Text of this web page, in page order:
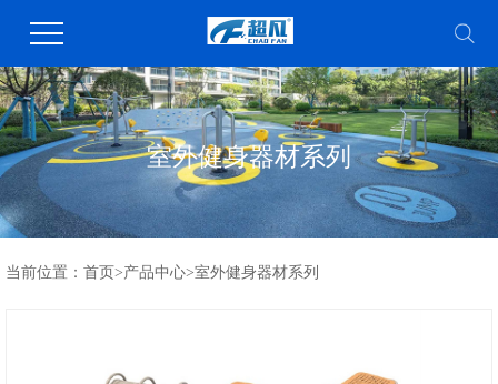
室外健身器材系列
当前位置： 首页 >产品中心>室外健身器材系列